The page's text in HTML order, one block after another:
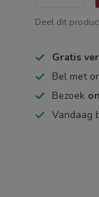
Deel dit
Gratis
Bel met
Bezoek
Vandaag